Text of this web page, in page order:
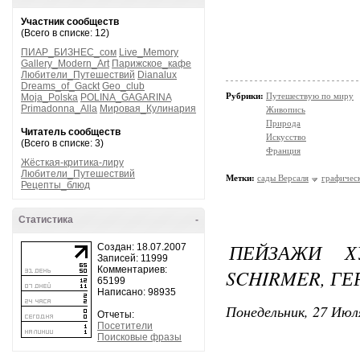
Участник сообществ
(Всего в списке: 12)
ПИАР_БИЗНЕС_сом Live_Memory
Gallery_Modern_Art Парижское_кафе
Любители_Путешествий Dianalux
Dreams_of_Gackt Geo_club
Moja_Polska POLINA_GAGARINA
Primadonna_Alla Мировая_Кулинария
Читатель сообществ
(Всего в списке: 3)
Жёсткая-критика-лиру
Любители_Путешествий
Рецепты_блюд
-
Статистика
Создан: 18.07.2007
Записей: 11999
Комментариев:
65199
Написано: 98935
Отчеты:
Посетители
Поисковые фразы
Рубрики: Путешествую по миру
Живопись
Природа
Искусство
Франция
Метки: сады Версаля
ПЕЙЗАЖИ
SCHIRMER,
Понедельник, 27